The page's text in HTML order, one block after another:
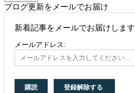
ブログ更新をメールでお届け
新着記事をメールでお届けします
メールアドレス: